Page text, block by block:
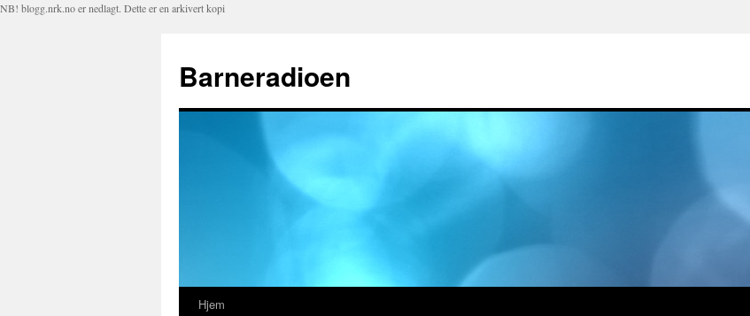
NB! blogg.nrk.no er nedlagt. Dette er en arkivert kopi
Barneradioen
Hopp
Hjem